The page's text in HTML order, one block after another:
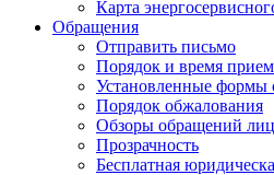
Карта
Обращения
Отправить письмо
Порядок и время
Установленные формы
Порядок обжалования
Обзоры обращений лиц
Прозрачность
Бесплатная